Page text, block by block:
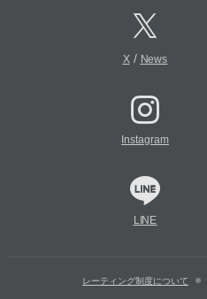
X/ News
Instagram
LINE
レーティング制度について